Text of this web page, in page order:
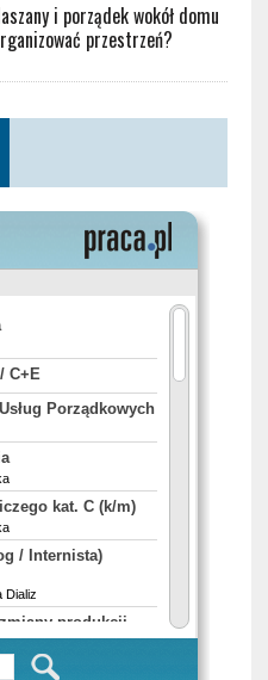
i porządek wokół domu
przestrzeń?